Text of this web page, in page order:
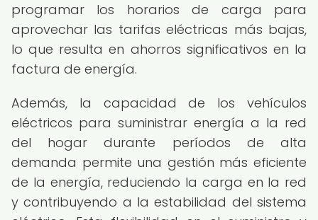
programar los horarios de carga para
aprovechar las tarifas eléctricas más bajas,
lo que resulta en ahorros significativos en la
factura de energía.
Además, la capacidad de los vehículos
eléctricos para suministrar energía a la red
del hogar durante períodos de alta
demanda permite una gestión más eficiente
de la energía, reduciendo la carga en la red
y contribuyendo a la estabilidad del sistema